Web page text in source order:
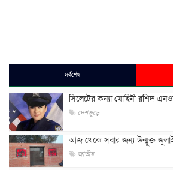
সর্বশেষ
সিলেটের কন্যা মোহিনী রশিদ
দেশজুড়ে
আজ থেকে সবার জন্য উন্মুক্ত
জাতীয়